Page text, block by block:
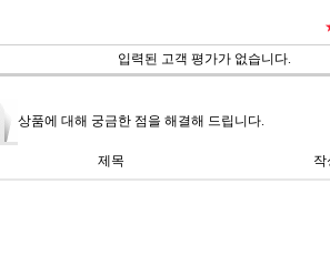
입력된 고객 평가가 없습니다.
상품에 대해 궁금한 점을 해결해 드립니다.
제목 작